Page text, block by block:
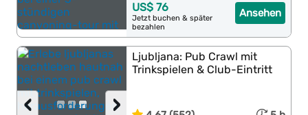
Ansehen
US$ 76
Jetzt buchen & später
bezahlen
›
‹
Ljubljana: Pub Crawl mit
Trinkspielen & Club-Eintritt